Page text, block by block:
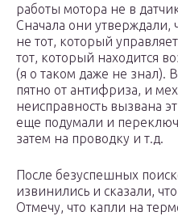
работы мотора не в
Сначала они утверждали,
не тот, который
тот, который находится
(я о таком даже не знал).
пятно от антифриза, и
неисправность вызвана
еще подумали и
затем на проводку и т.д.
После безуспешных
извинились и сказали,
Отмечу, что капли на